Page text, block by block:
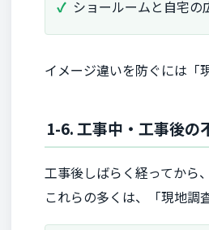
ショールームと自宅
イメージ違いを防ぐには「
1-6. 工事中・工事後の
工事後しばらく経ってから
これらの多くは、「現地調